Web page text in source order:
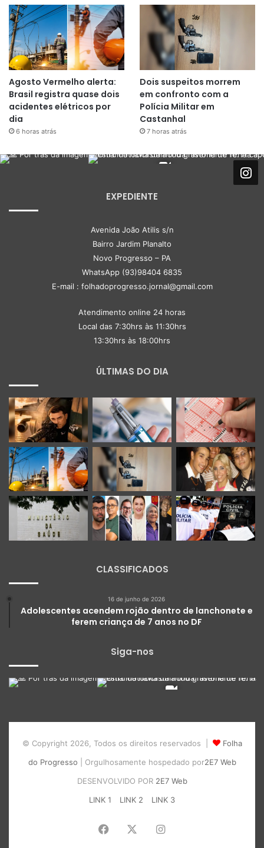
Agosto Vermelho alerta:
Brasil registra quase dois
acidentes elétricos por
dia
6 horas atrás
Dois suspeitos morrem
em confronto com a
Polícia Militar em
Castanhal
7 horas atrás
EXPEDIENTE
Avenida João Atilis s/n
Bairro Jardim Planalto
Novo Progresso – PA
WhatsApp (93)98404 6835
E-mail : folhadoprogresso.jornal@gmail.com
Atendimento online 24 horas
Local das 7:30hrs às 11:30hrs
13:30hrs às 18:00hrs
ÚLTIMAS DO DIA
CLASSIFICADOS
16 de junho de 2026
Adolescentes acendem rojão dentro de lanchonete e
ferem criança de 7 anos no DF
Siga-nos
© Copyright 2026, Todos os direitos reservados |
Folha
do Progresso | Orgulhosamente hospedado por2E7 Web
DESENVOLVIDO POR 2E7 Web
LINK 1
LINK 2 LINK 3
Facebook Instagram